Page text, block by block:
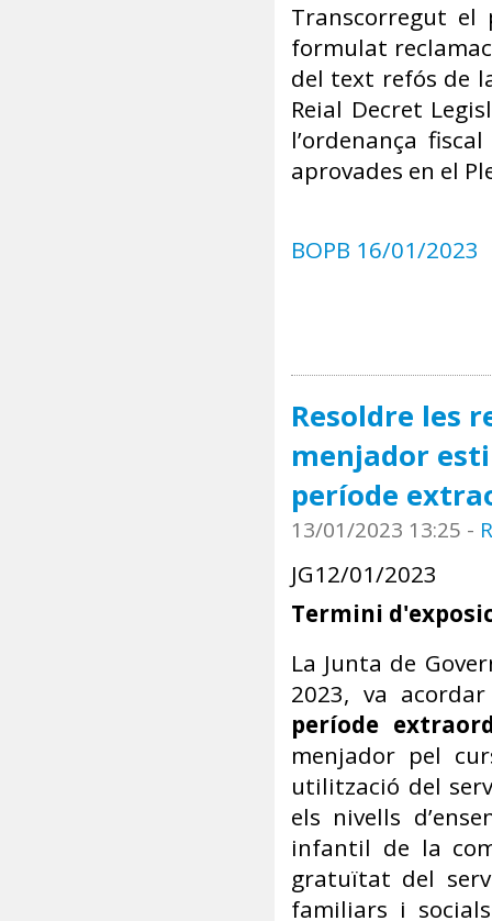
Transcorregut el
formulat
del text refós de
Reial Decret
l’ordenança
aprovades en el
BOPB 16/01/2023
Resoldre les
menjador
període
13/01/2023 13:25 -
JG12/01/2023
Termini
La Junta de
2023, va
període
menjador pel
utilització del
els nivells
infantil de la
gratuïtat del
familiars i